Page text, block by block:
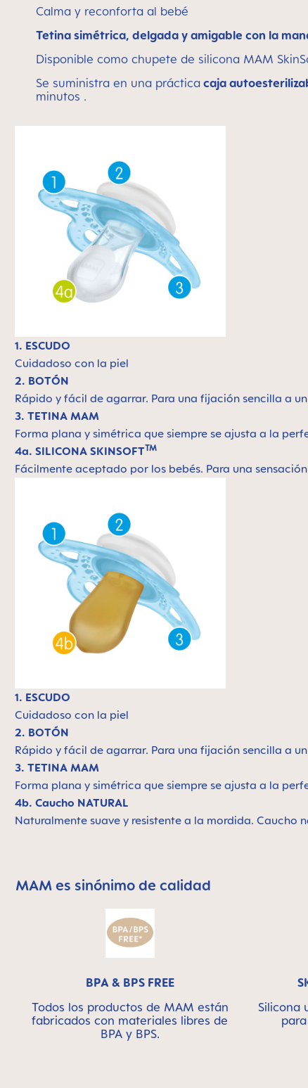
Calma y reconforta al bebé
Tetina simétrica, delgada y amigable con la
Disponible como chupete de silicona MAM
Se suministra en una práctica caja
minutos .
1. ESCUDO
Cuidadoso con la piel
2. BOTÓN
Rápido y fácil de agarrar. Para una fijación sencilla a
3. TETINA MAM
Forma plana y simétrica que siempre se ajusta a la
4a. SILICONA SKINSOFTTM
Fácilmente aceptado por los bebés. Para una
1. ESCUDO
Cuidadoso con la piel
2. BOTÓN
Rápido y fácil de agarrar. Para una fijación sencilla a
3. TETINA MAM
Forma plana y simétrica que siempre se ajusta a la
4b. Caucho NATURAL
Naturalmente suave y resistente a la mordida. Caucho
Skip MAM Means Quality Icon Bar
MAM es sinónimo de calidad
BPA & BPS FREE
Todos los productos de MAM están
fabricados con materiales libres de
BPA y BPS.
Silicona